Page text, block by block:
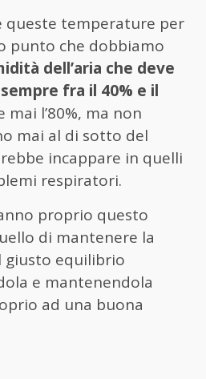
queste temperature per
punto che dobbiamo
dell’aria che deve
fra il 40% e il
mai l’80%, ma non
mai al di sotto del
incappare in quelli
respiratori.
proprio questo
di mantenere la
giusto equilibrio
e mantenendola
ad una buona